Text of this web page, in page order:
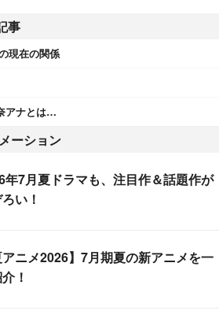
事
現在の関係
アナとは…
ーション
年7月夏ドラマも、注目作＆話題作が
い！
アニメ2026】7月期夏の新アニメを一
！